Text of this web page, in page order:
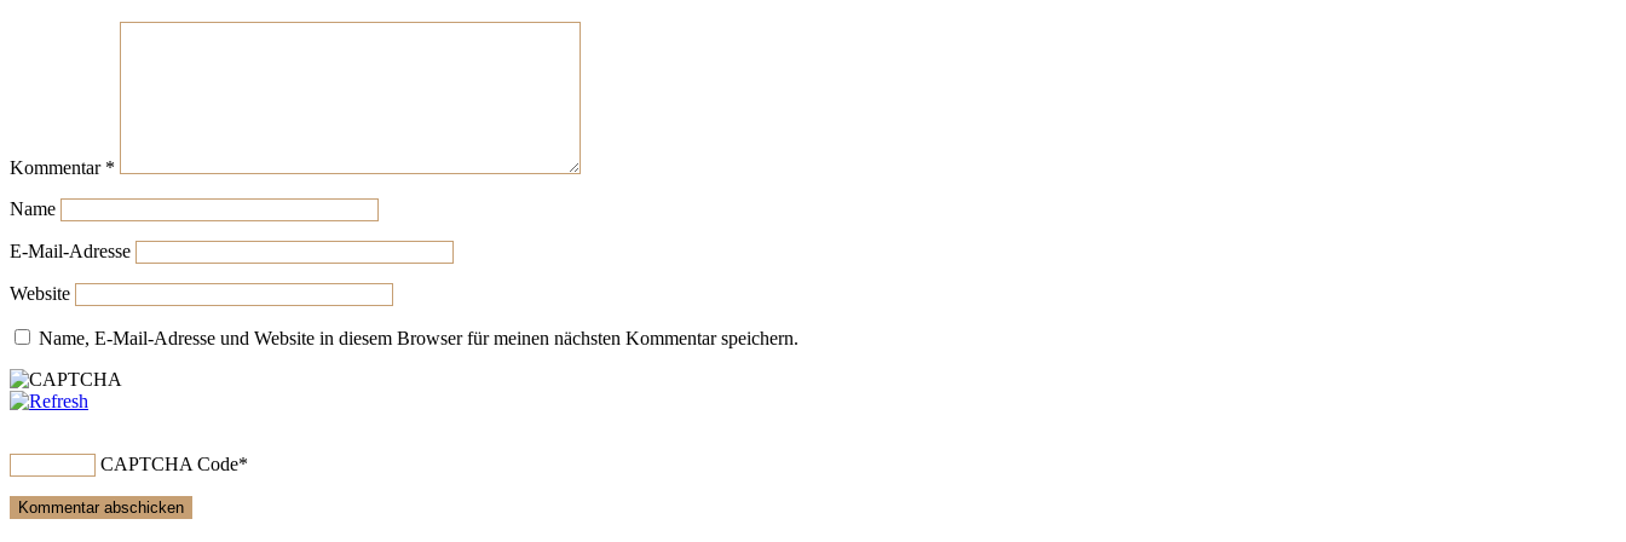
Kommentar *
Name
E-Mail-Adresse
Website
Name, E-Mail-Adresse und Website in diesem Browser für meinen nächsten Kommentar speichern.
CAPTCHA Code*